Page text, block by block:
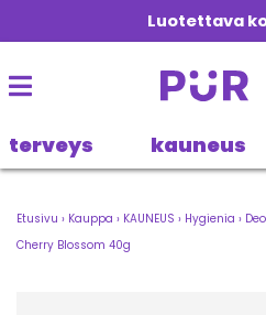
Luotettava
terveys kauneus
Etusivu › Kauppa › KAUNEUS › Hygienia ›
Cherry Blossom 40g